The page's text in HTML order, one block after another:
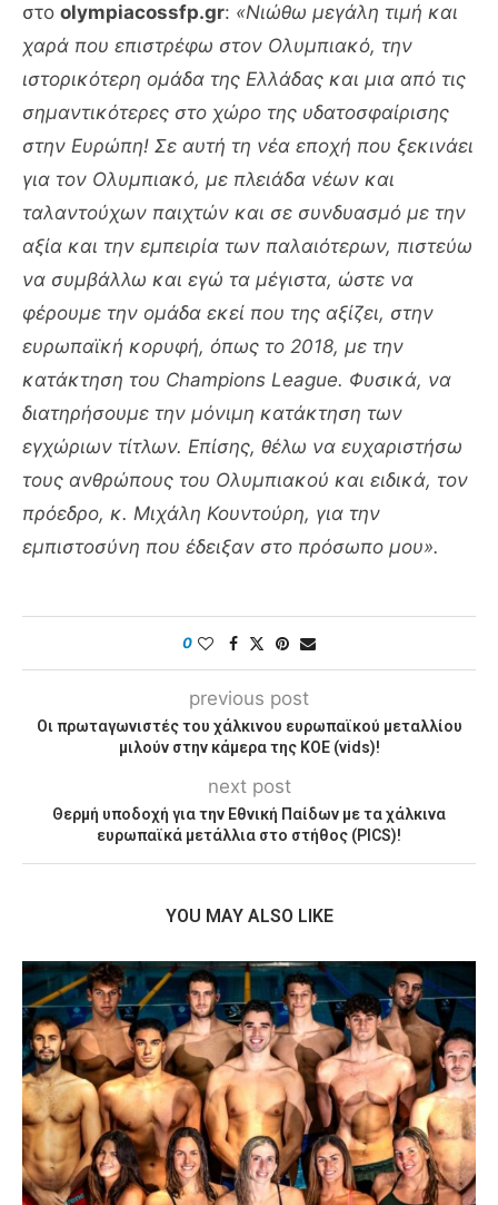
στο olympiacossfp.gr: «Νιώθω μεγάλη τιμή και
χαρά που επιστρέφω στον Ολυμπιακό, την
ιστορικότερη ομάδα της Ελλάδας και μια από τις
σημαντικότερες στο χώρο της υδατοσφαίρισης
στην Ευρώπη! Σε αυτή τη νέα εποχή που ξεκινάει
για τον Ολυμπιακό, με πλειάδα νέων και
ταλαντούχων παιχτών και σε συνδυασμό με την
αξία και την εμπειρία των παλαιότερων, πιστεύω
να συμβάλλω και εγώ τα μέγιστα, ώστε να
φέρουμε την ομάδα εκεί που της αξίζει, στην
ευρωπαϊκή κορυφή, όπως το 2018, με την
κατάκτηση του Champions League. Φυσικά, να
διατηρήσουμε την μόνιμη κατάκτηση των
εγχώριων τίτλων. Επίσης, θέλω να ευχαριστήσω
τους ανθρώπους του Ολυμπιακού και ειδικά, τον
πρόεδρο, κ. Μιχάλη Κουντούρη, για την
εμπιστοσύνη που έδειξαν στο πρόσωπο μου».
0
previous post
Οι πρωταγωνιστές του χάλκινου ευρωπαϊκού μεταλλίου
μιλούν στην κάμερα της ΚΟΕ (vids)!
next post
Θερμή υποδοχή για την Εθνική Παίδων με τα χάλκινα
ευρωπαϊκά μετάλλια στο στήθος (PICS)!
YOU MAY ALSO LIKE